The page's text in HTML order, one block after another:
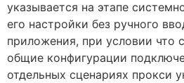
указывается на этапе
его настройки без ручного
приложения, при условии что
общие конфигурации
отдельных сценариях прокси